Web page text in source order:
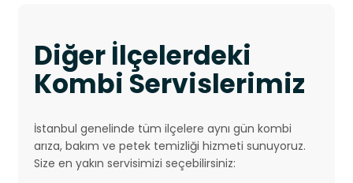
Diğer İlçelerdeki
Kombi Servislerimiz
İstanbul genelinde tüm ilçelere aynı gün kombi
arıza, bakım ve petek temizliği hizmeti sunuyoruz.
Size en yakın servisimizi seçebilirsiniz: